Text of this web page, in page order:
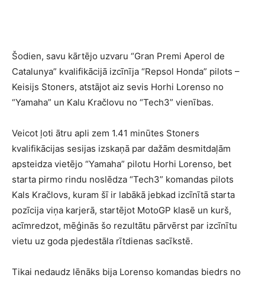
Šodien, savu kārtējo uzvaru “Gran Premi Aperol de
Catalunya” kvalifikācijā izcīnīja “Repsol Honda” pilots –
Keisijs Stoners, atstājot aiz sevis Horhi Lorenso no
“Yamaha” un Kalu Kračlovu no “Tech3” vienības.
Veicot ļoti ātru apli zem 1.41 minūtes Stoners
kvalifikācijas sesijas izskaņā par dažām desmitdaļām
apsteidza vietējo “Yamaha” pilotu Horhi Lorenso, bet
starta pirmo rindu noslēdza “Tech3” komandas pilots
Kals Kračlovs, kuram šī ir labākā jebkad izcīnītā starta
pozīcija viņa karjerā, startējot MotoGP klasē un kurš,
acīmredzot, mēģinās šo rezultātu pārvērst par izcīnītu
vietu uz goda pjedestāla rītdienas sacīkstē.
Tikai nedaudz lēnāks bija Lorenso komandas biedrs no